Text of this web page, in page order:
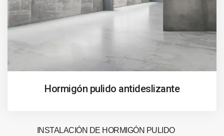
Hormigón pulido antideslizante
INSTALACIÓN DE HORMIGÓN PULIDO